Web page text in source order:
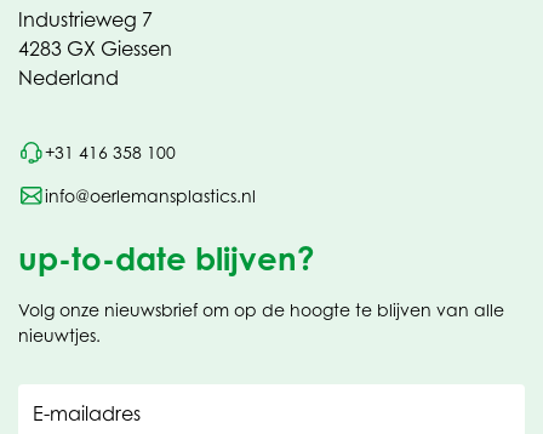
Industrieweg 7
4283 GX Giessen
Nederland
+31 416 358 100
info@oerlemansplastics.nl
up-to-date blijven?
Volg onze nieuwsbrief om op de hoogte te blijven van alle
nieuwtjes.
E-mailadres